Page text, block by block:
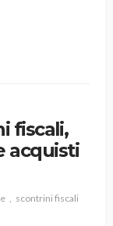
fiscali,
acquisti
scontrini fiscali